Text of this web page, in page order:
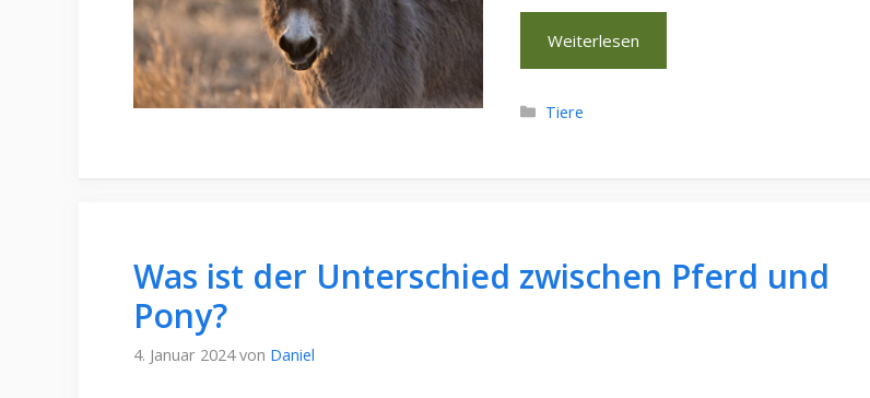
Weiterlesen
Kategorien
Tiere
Was ist der Unterschied zwischen Pferd und
Pony?
4. Januar 2024 von Daniel